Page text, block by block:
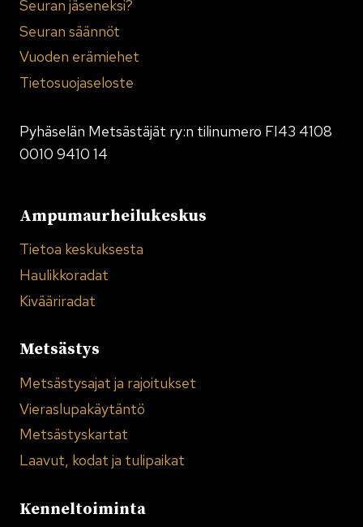
Seuran jäseneksi?
Seuran säännöt
Vuoden erämiehet
Tietosuojaseloste
Pyhäselän Metsästäjät ry:n tilinumero FI43 4108
0010 9410 14
Ampumaurheilukeskus
Tietoa keskuksesta
Haulikkoradat
Kivääriradat
Metsästys
Metsästysajat ja rajoitukset
Vieraslupakäytäntö
Metsästyskartat
Laavut, kodat ja tulipaikat
Kenneltoiminta